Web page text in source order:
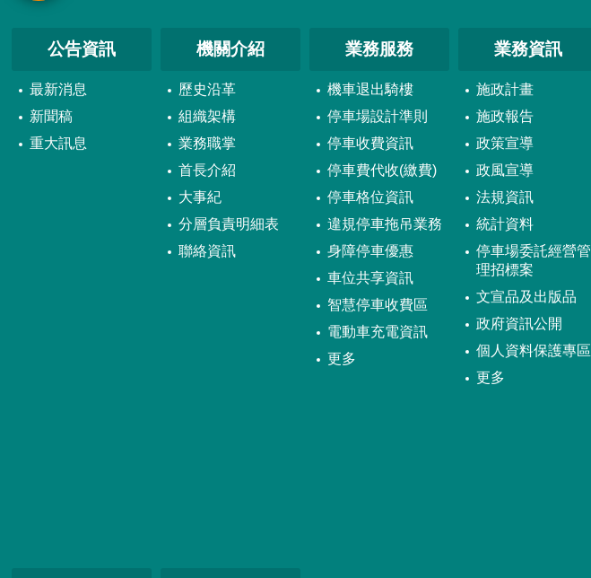
公告資訊
最新消息
新聞稿
重大訊息
機關介紹
歷史沿革
組織架構
業務職掌
首長介紹
大事紀
分層負責明細表
聯絡資訊
業務服務
機車退出騎樓
停車場設計準則
停車收費資訊
停車費代收(繳費)
停車格位資訊
違規停車拖吊業務
身障停車優惠
車位共享資訊
智慧停車收費區
電動車充電資訊
更多
業務資訊
施政計畫
施政報告
政策宣導
政風宣導
法規資訊
統計資料
停車場委託經營管
理招標案
文宣品及出版品
政府資訊公開
個人資料保護專區
更多